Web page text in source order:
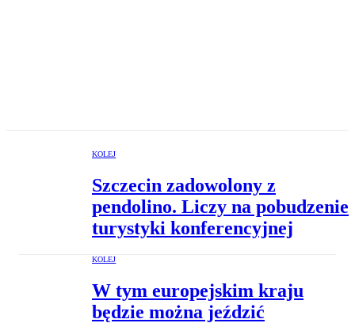
KOLEJ
Szczecin zadowolony z
pendolino. Liczy na pobudzenie
turystyki konferencyjnej
KOLEJ
W tym europejskim kraju
będzie można jeździć